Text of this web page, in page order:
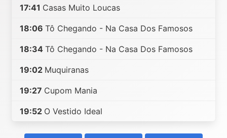
17:41 Casas Muito Loucas
18:06 Tô Chegando - Na Casa Dos Famosos
18:34 Tô Chegando - Na Casa Dos Famosos
19:02 Muquiranas
19:27 Cupom Mania
19:52 O Vestido Ideal